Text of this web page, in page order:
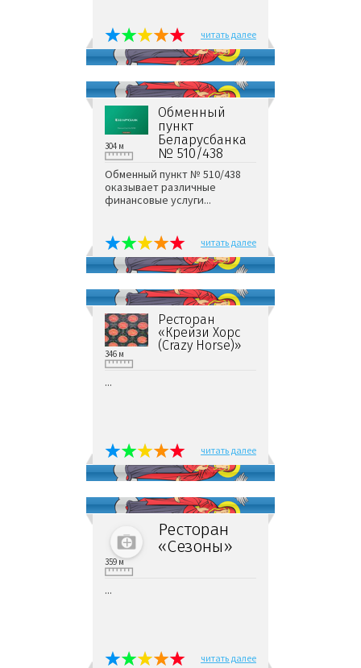
читать далее
Обменный
пункт
Беларусбанка
№ 510/438
304 м
Обменный пункт № 510/438
оказывает различные
финансовые услуги...
читать далее
Ресторан
«Крейзи Хорс
(Crazy Horse)»
346 м
...
читать далее
Ресторан
«Сезоны»
359 м
...
читать далее